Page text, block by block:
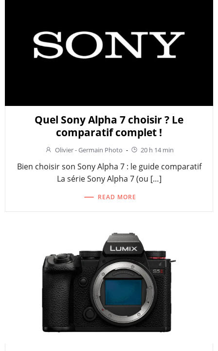
Quel Sony Alpha 7 choisir ? Le
comparatif complet !
Olivier - Germain Photo - 20 h 14 min
Bien choisir son Sony Alpha 7 : le guide comparatif
La série Sony Alpha 7 (ou […]
READ MORE